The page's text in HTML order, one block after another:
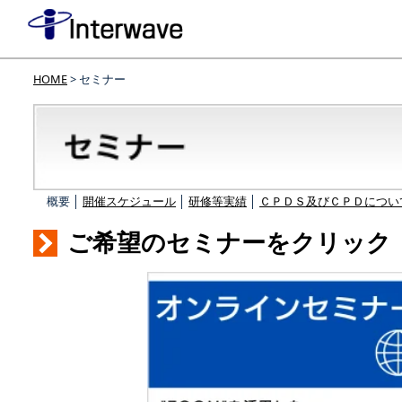
HOME> セミナー
概要 │ 開催スケジュール 研修等実績 ＣＰＤＳ及びＣＰＤにつ
ご希望のセミナーをクリック